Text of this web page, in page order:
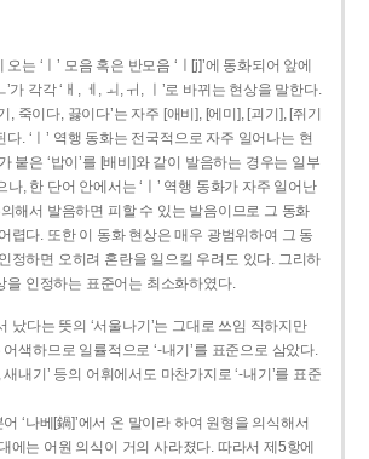
오는 ‘ㅣ’ 모음 혹은 반모음 ‘ㅣ[j]’에 동화되어 앞에
’가 각각 ‘ㅐ, ㅔ, ㅚ, ㅟ, ㅣ’로 바뀌는 현상을 말한다.
, 죽이다, 끓이다’는 자주 [애비], [에미], [괴기], [쥐기
다. ‘ㅣ’ 역행 동화는 전국적으로 자주 일어나는 현
붙은 ‘밥이’를 [배비]와 같이 발음하는 경우는 일부
나, 한 단어 안에서는 ‘ㅣ’ 역행 동화가 자주 일어난
해서 발음하면 피할 수 있는 발음이므로 그 동화
렵다. 또한 이 동화 현상은 매우 광범위하여 그 동
정하면 오히려 혼란을 일으킬 우려도 있다. 그리하
을 인정하는 표준어는 최소화하였다.
났다는 뜻의 ‘서울나기’는 그대로 쓰임 직하지만
어색하므로 일률적으로 ‘-내기’를 표준으로 삼았다.
내기’ 등의 어휘에서도 마찬가지로 ‘-내기’를 표준
‘나베[鍋]’에서 온 말이라 하여 원형을 의식해서
에는 어원 의식이 거의 사라졌다. 따라서 제5항에